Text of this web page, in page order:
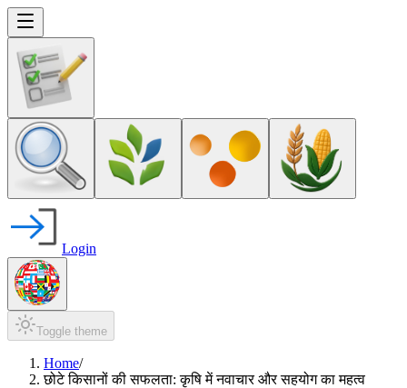
Login
Toggle theme
Home/
छोटे किसानों की सफलता: कृषि में नवाचार और सहयोग का महत्व